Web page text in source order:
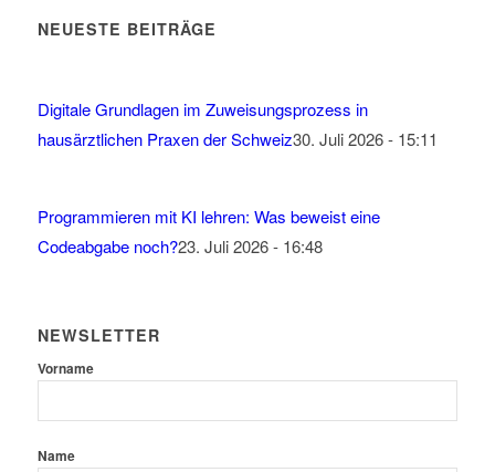
NEUESTE BEITRÄGE
Digitale Grundlagen im Zuweisungsprozess in
hausärztlichen Praxen der Schweiz30. Juli 2026 - 15:11
Programmieren mit KI lehren: Was beweist eine
Codeabgabe noch?23. Juli 2026 - 16:48
NEWSLETTER
Vorname
Name